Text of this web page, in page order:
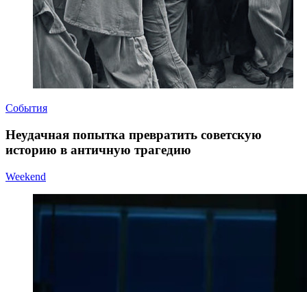
События
Неудачная попытка превратить советскую
историю в античную трагедию
Weekend